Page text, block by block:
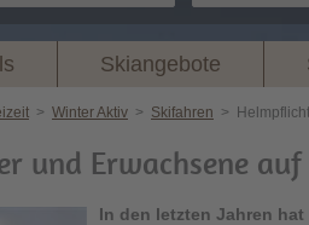
Skiangebote
> Winter Aktiv > Skifahren > Helmpflicht
und Erwachsene
In den letzten Jahren